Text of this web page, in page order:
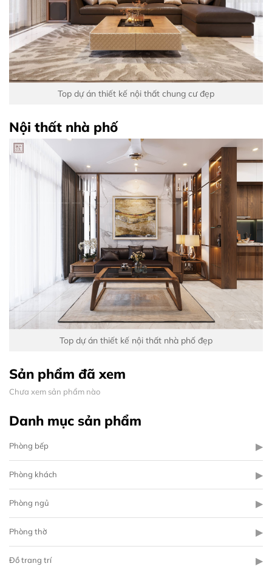
Top dự án thiết kế nội thất chung cư đẹp
Nội thất nhà phố
Top dự án thiết kế nội thất nhà phố đẹp
Sản phẩm đã xem
Chưa xem sản phẩm nào
Danh mục sản phẩm
Phòng bếp ▶
Phòng khách ▶
Phòng ngủ ▶
Phòng thờ ▶
Đồ trang trí ▶